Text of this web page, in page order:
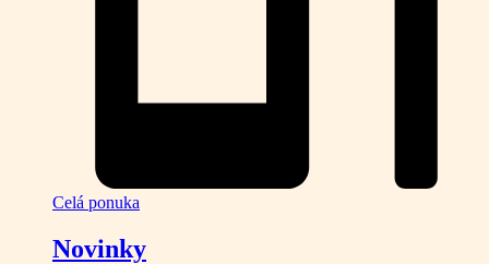
Celá ponuka
Novinky